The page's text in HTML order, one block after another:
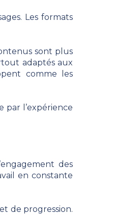
Les formats
sont plus
adaptés aux
comme les
par l’expérience
des
en constante
de progression.